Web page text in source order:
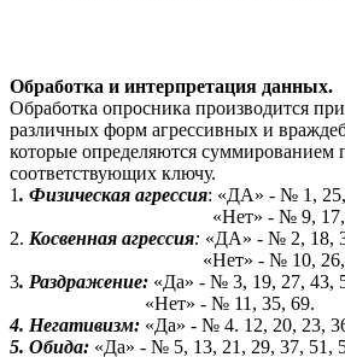
Обработка и интерпретация данных.
Обработка опросника производится
различных форм агрессивных и
которые определяются суммированием
соответствующих ключу.
1. Физическая агрессия: «ДА» - № 1, 25,
«Нет» - № 9, 17,
2. Косвенная агрессия: «ДА» - № 2, 18,
«Нет» - № 10, 26,
3. Раздражение: «Да» - № 3, 19, 27, 43,
«Нет» - № 11, 35, 69.
4. Негативизм: «Да» - № 4. 12, 20, 23,
5. Обида: «Да» - № 5, 13, 21, 29, 37, 51,